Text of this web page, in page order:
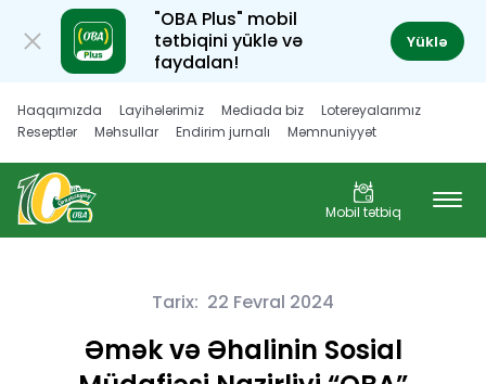
Haqqımızda Layihələrimiz Mediada biz
Lotereyalarımız
Reseptlər
Məhsullar Endirim jurnalı
Məmnuniyyət
Mobil tətbiq
Tarix: 22 Fevral 2024
Əmək və Əhalinin Sosial
"OBA Plus" mobil
tətbiqini yüklə və
faydalan!
Yüklə